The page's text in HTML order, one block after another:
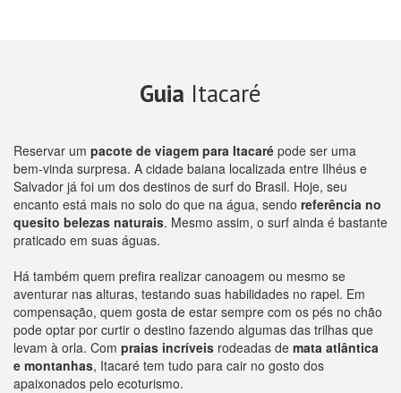
Guia Itacaré
Reservar um pacote de viagem para Itacaré pode ser uma
bem-vinda surpresa. A cidade baiana localizada entre Ilhéus e
Salvador já foi um dos destinos de surf do Brasil. Hoje, seu
encanto está mais no solo do que na água, sendo referência no
quesito belezas naturais. Mesmo assim, o surf ainda é bastante
praticado em suas águas.
Há também quem prefira realizar canoagem ou mesmo se
aventurar nas alturas, testando suas habilidades no rapel. Em
compensação, quem gosta de estar sempre com os pés no chão
pode optar por curtir o destino fazendo algumas das trilhas que
levam à orla. Com praias incríveis rodeadas de mata atlântica
e montanhas, Itacaré tem tudo para cair no gosto dos
apaixonados pelo ecoturismo.